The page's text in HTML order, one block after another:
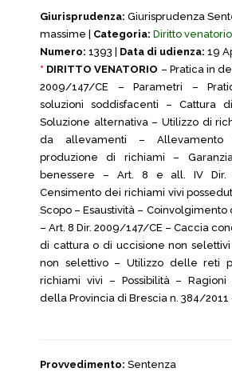
Giurisprudenza: Giurisprudenza
massime | Categoria: Diritto
Numero: 1393 | Data di udienza: 19
* DIRITTO VENATORIO – Pratica in
2009/147/CE – Parametri –
soluzioni soddisfacenti – Cattura
Soluzione alternativa – Utilizzo di
da allevamenti – Allevamento
produzione di richiami –
benessere – Art. 8 e all. IV Dir.
Censimento dei richiami vivi
Scopo – Esaustività – Coinvolgimento
– Art. 8 Dir. 2009/147/CE – Caccia
di cattura o di uccisione non
non selettivo – Utilizzo delle reti
richiami vivi – Possibilità – Ragioni
della Provincia di Brescia n. 384/
Provvedimento: Sentenza